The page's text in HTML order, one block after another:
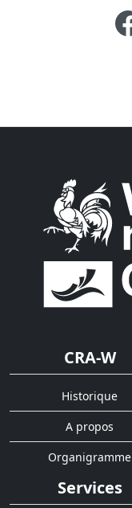
CRA-W
Historique
A propos
Organigramme
Services